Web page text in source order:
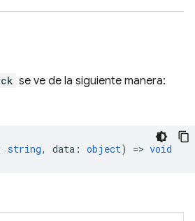
se ve de la siguiente manera:
string, data : object) => void